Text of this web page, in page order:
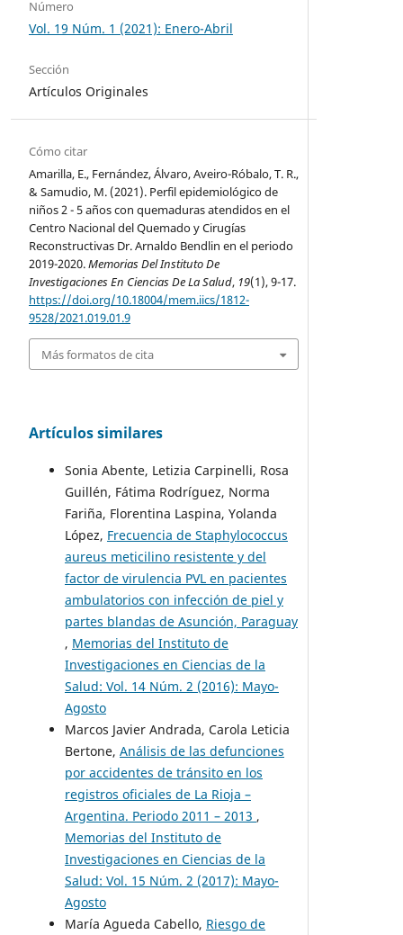
Número
Vol. 19 Núm. 1 (2021): Enero-Abril
Sección
Artículos Originales
Cómo citar
Amarilla, E., Fernández, Álvaro, Aveiro-Róbalo, T. R.,
& Samudio, M. (2021). Perfil epidemiológico de
niños 2 - 5 años con quemaduras atendidos en el
Centro Nacional del Quemado y Cirugías
Reconstructivas Dr. Arnaldo Bendlin en el periodo
2019-2020.Memorias Del Instituto De
Investigaciones En Ciencias De La Salud, 19(1), 9-17.
https://doi.org/10.18004/mem.iics/1812-
9528/2021.019.01.9
Más formatos de cita
Artículos similares
Sonia Abente, Letizia Carpinelli, Rosa
Guillén, Fátima Rodríguez, Norma
Fariña, Florentina Laspina, Yolanda
López, Frecuencia de Staphylococcus
aureus meticilino resistente y del
factor de virulencia PVL en pacientes
ambulatorios con infección de piel y
partes blandas de Asunción, Paraguay
, Memorias del Instituto de
Investigaciones en Ciencias de la
Salud: Vol. 14 Núm. 2 (2016): Mayo-
Agosto
Marcos Javier Andrada, Carola Leticia
Bertone, Análisis de las defunciones
por accidentes de tránsito en los
registros oficiales de La Rioja –
Argentina. Periodo 2011 – 2013 ,
Memorias del Instituto de
Investigaciones en Ciencias de la
Salud: Vol. 15 Núm. 2 (2017): Mayo-
Agosto
María Agueda Cabello, Riesgo de